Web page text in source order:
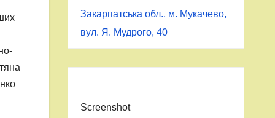
Закарпатська обл., м. Мукачево,
вул. Я. Мудрого, 40
Screenshot